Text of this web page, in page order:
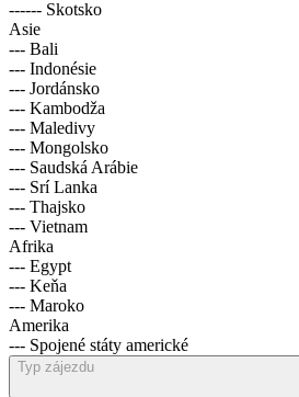
------ Skotsko
Asie
--- Bali
--- Indonésie
--- Jordánsko
--- Kambodža
--- Maledivy
--- Mongolsko
--- Saudská Arábie
--- Srí Lanka
--- Thajsko
--- Vietnam
Afrika
--- Egypt
--- Keňa
--- Maroko
Amerika
--- Spojené státy americké
Typ zájezdu